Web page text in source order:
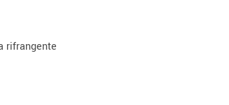
rifrangente